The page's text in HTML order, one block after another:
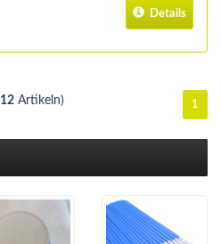
Details
12 Artikeln) 1